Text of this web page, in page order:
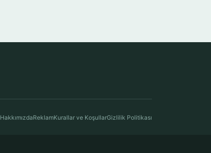
HakkımızdaReklamKurallar ve KoşullarGizlilik Politikası